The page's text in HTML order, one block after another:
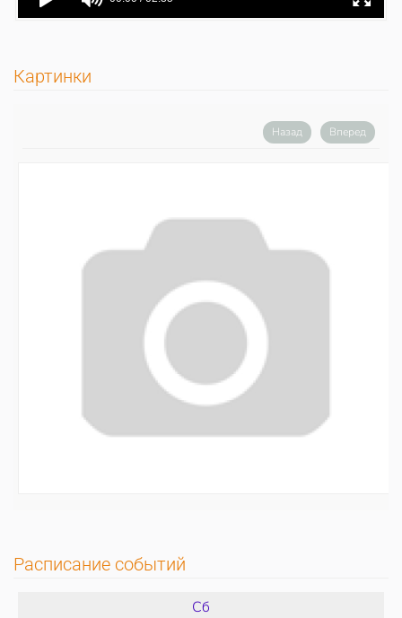
Картинки
Назад Вперед
Расписание событий
Сб